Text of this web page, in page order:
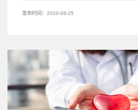
发布时间：2020-09-25